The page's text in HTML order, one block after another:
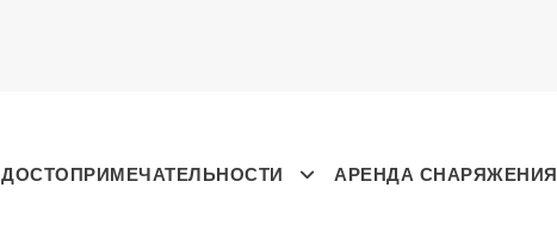
ДОСТОПРИМЕЧАТЕЛЬНОСТИ АРЕНДА СНАРЯЖЕНИЯ